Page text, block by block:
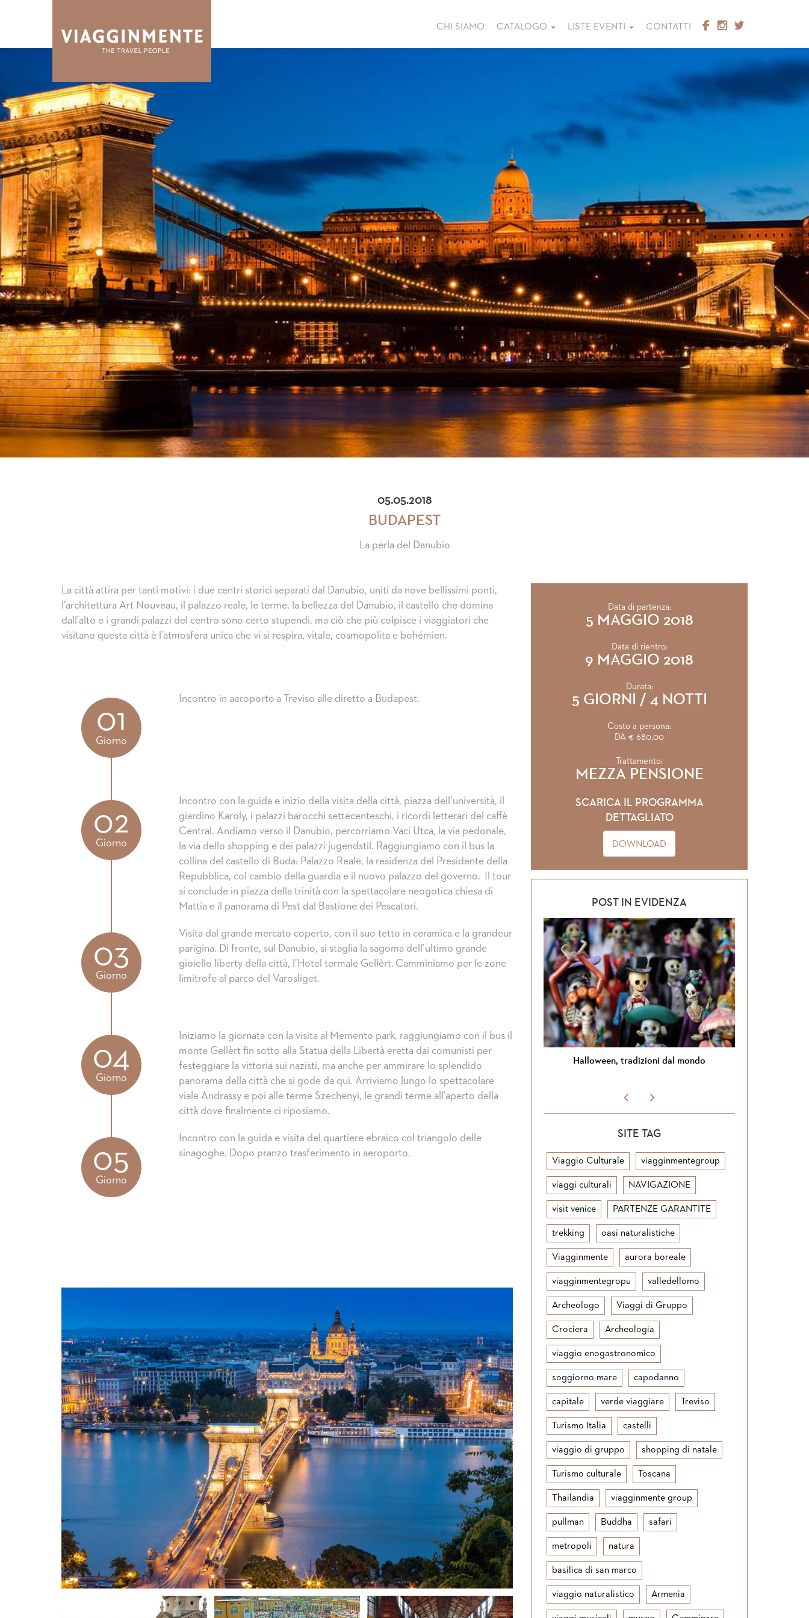
CHI SIAMO CATALOGO LISTE EVENTI CONTATTI
05.05.2018
BUDAPEST
La perla del Danubio
La città attira per tanti motivi: i due centri storici separati dal Danubio, uniti da nove bellissimi ponti,
l’architettura Art Nouveau, il palazzo reale, le terme, la bellezza del Danubio, il castello che domina
dall’alto e i grandi palazzi del centro sono certo stupendi, ma ciò che più colpisce i viaggiatori che
visitano questa città è l’atmosfera unica che vi si respira, vitale, cosmopolita e bohémien.
01
Giorno
Incontro in aeroporto a Treviso alle diretto a Budapest.
02
Giorno
Incontro con la guida e inizio della visita della città, piazza dell’università, il
giardino Karoly, i palazzi barocchi settecenteschi, i ricordi letterari del caffè
Central. Andiamo verso il Danubio, percorriamo Vaci Utca, la via pedonale,
la via dello shopping e dei palazzi jugendstil. Raggiungiamo con il bus la
collina del castello di Buda: Palazzo Reale, la residenza del Presidente della
Repubblica, col cambio della guardia e il nuovo palazzo del governo. Il tour
si conclude in piazza della trinità con la spettacolare neogotica chiesa di
Mattia e il panorama di Pest dal Bastione dei Pescatori.
03
Giorno
Visita dal grande mercato coperto, con il suo tetto in ceramica e la grandeur
parigina. Di fronte, sul Danubio, si staglia la sagoma dell’ultimo grande
gioiello liberty della città, l’Hotel termale Gellèrt. Camminiamo per le zone
limitrofe al parco del Varosliget.
04
Giorno
Iniziamo la giornata con la visita al Memento park, raggiungiamo con il bus il
monte Gellèrt fin sotto alla Statua della Libertà eretta dai comunisti per
festeggiare la vittoria sui nazisti, ma anche per ammirare lo splendido
panorama della città che si gode da qui. Arriviamo lungo lo spettacolare
viale Andrassy e poi alle terme Szechenyi, le grandi terme all’aperto della
città dove finalmente ci riposiamo.
05
Giorno
Incontro con la guida e visita del quartiere ebraico col triangolo delle
sinagoghe. Dopo pranzo trasferimento in aeroporto.
Data di partenza:
5 MAGGIO 2018
Data di rientro:
9 MAGGIO 2018
Durata:
5 GIORNI / 4 NOTTI
Costo a persona:
DA € 680,00
Trattamento:
MEZZA PENSIONE
SCARICA IL PROGRAMMA
DETTAGLIATO
DOWNLOAD
POST IN EVIDENZA
Halloween, tradizioni dal mondo Si torna in Giordania
SITE TAG
Viaggio Culturale viagginmentegroup
viaggi culturali NAVIGAZIONE
visit venice PARTENZE GARANTITE
trekking oasi naturalistiche
Viagginmente aurora boreale
viagginmentegropu valledellomo
Archeologo Viaggi di Gruppo
Crociera Archeologia
viaggio enogastronomico
soggiorno mare capodanno
capitale verde viaggiare Treviso
Turismo Italia castelli
viaggio di gruppo shopping di natale
Turismo culturale Toscana
Thailandia viagginmente group
pullman Buddha safari
metropoli natura
basilica di san marco
viaggio naturalistico Armenia